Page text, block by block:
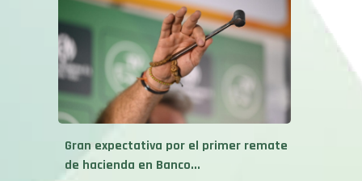
Gran expectativa por el primer remate
de hacienda en Banco...